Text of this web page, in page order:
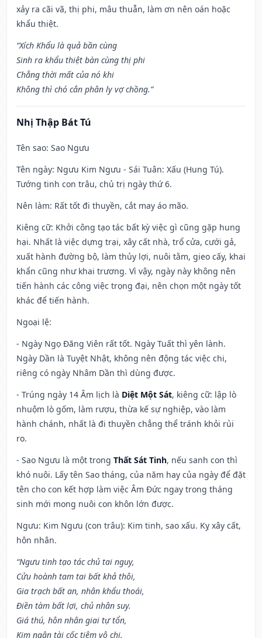
xảy ra cãi vã, thị phi, mâu thuẫn, làm ơn nên oán hoặc
khẩu thiệt.
“Xích Khẩu là quả bần cùng
Sinh ra khẩu thiệt bàn cùng thị phi
Chẳng thời mất của nó khi
Không thì chó cắn phân ly vợ chồng.”
Nhị Thập Bát Tú
Tên sao: Sao Ngưu
Tên ngày: Ngưu Kim Ngưu - Sái Tuân: Xấu (Hung Tú).
Tướng tinh con trâu, chủ trị ngày thứ 6.
Nên làm: Rất tốt đi thuyền, cắt may áo mão.
Kiêng cữ: Khởi công tạo tác bất kỳ việc gì cũng gặp hung
hại. Nhất là việc dựng trại, xây cất nhà, trổ cửa, cưới gả,
xuất hành đường bộ, làm thủy lợi, nuôi tằm, gieo cấy, khai
khẩn cũng như khai trương. Vì vậy, ngày này không nên
tiến hành các công việc trọng đại, nên chọn một ngày tốt
khác để tiến hành.
Ngoại lệ:
- Ngày Ngọ Đăng Viên rất tốt. Ngày Tuất thì yên lành.
Ngày Dần là Tuyệt Nhật, không nên động tác việc chi,
riêng có ngày Nhâm Dần thì dùng được.
- Trúng ngày 14 Âm lịch là Diệt Một Sát, kiêng cữ: lập lò
nhuộm lò gốm, làm rượu, thừa kế sự nghiệp, vào làm
hành chánh, nhất là đi thuyền chẳng thể tránh khỏi rủi
ro.
- Sao Ngưu là một trong Thất Sát Tinh, nếu sanh con thì
khó nuôi. Lấy tên Sao tháng, của năm hay của ngày để đặt
tên cho con kết hợp làm việc Âm Đức ngay trong tháng
sinh mới mong nuôi con khôn lớn được.
Ngưu: Kim Ngưu (con trâu): Kim tinh, sao xấu. Kỵ xây cất,
hôn nhân.
“Ngưu tinh tạo tác chủ tai nguy,
Cửu hoành tam tai bất khả thôi,
Gia trạch bất an, nhân khẩu thoái,
Điền tàm bất lợi, chủ nhân suy.
Giá thú, hôn nhân giai tự tổn,
Kim ngân tài cốc tiệm vô chi.